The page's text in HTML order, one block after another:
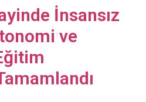
İnsansız
ve